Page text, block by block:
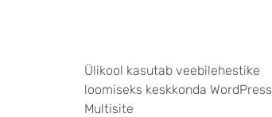
Ülikool kasutab veebilehestike
loomiseks keskkonda WordPress
Multisite